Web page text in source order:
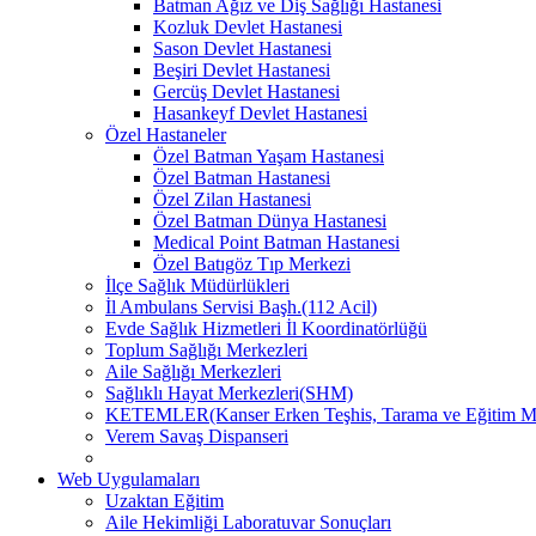
Batman Ağız ve Diş Sağlığı Hastanesi
Kozluk Devlet Hastanesi
Sason Devlet Hastanesi
Beşiri Devlet Hastanesi
Gercüş Devlet Hastanesi
Hasankeyf Devlet Hastanesi
Özel Hastaneler
Özel Batman Yaşam Hastanesi
Özel Batman Hastanesi
Özel Zilan Hastanesi
Özel Batman Dünya Hastanesi
Medical Point Batman Hastanesi
Özel Batıgöz Tıp Merkezi
İlçe Sağlık Müdürlükleri
İl Ambulans Servisi Başh.(112 Acil)
Evde Sağlık Hizmetleri İl Koordinatörlüğü
Toplum Sağlığı Merkezleri
Aile Sağlığı Merkezleri
Sağlıklı Hayat Merkezleri(SHM)
KETEMLER(Kanser Erken Teşhis, Tarama ve Eğitim
Verem Savaş Dispanseri
Web Uygulamaları
Uzaktan Eğitim
Aile Hekimliği Laboratuvar Sonuçları